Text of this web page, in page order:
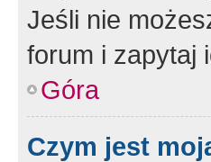
Jeśli nie
forum i zapytaj
Góra
Czym jest